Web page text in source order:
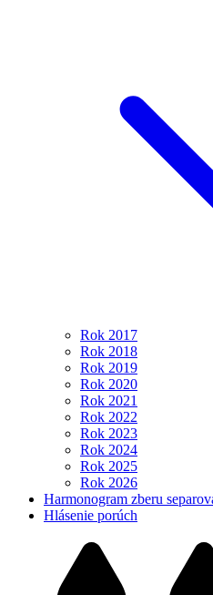
Rok 2017
Rok 2018
Rok 2019
Rok 2020
Rok 2021
Rok 2022
Rok 2023
Rok 2024
Rok 2025
Rok 2026
Harmonogram zberu
Hlásenie porúch